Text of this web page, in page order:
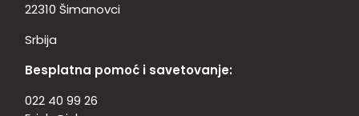
22310 Šimanovci
Srbija
Besplatna pomoć i savetovanje:
022 40 99 26